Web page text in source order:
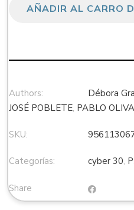
AÑADIR AL CARRO
Authors: Débora
JOSÉ POBLETE, PABLO
SKU:
Categorías: cyber 30,
Share